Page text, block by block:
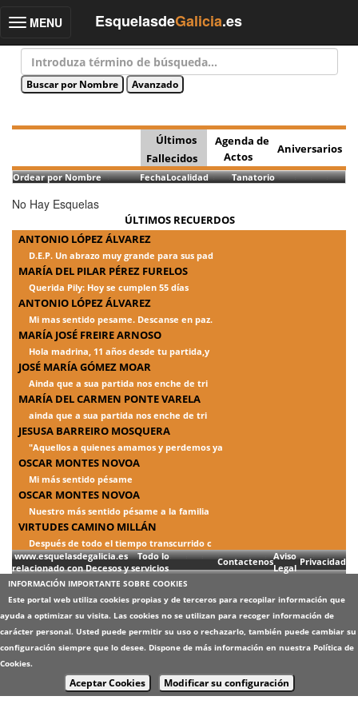
Toggle
MENU EsquelasdeGalicia.es
Últimos
Fallecidos
Agenda de
Actos
Aniversarios
Ordear por Nombre FechaLocalidad Tanatorio
No Hay Esquelas
ÚLTIMOS RECUERDOS
ANTONIO LÓPEZ ÁLVAREZ
D.E.P. Un abrazo muy grande para sus pad
MARÍA DEL PILAR PÉREZ FURELOS
Querida Pily: Hoy se cumplen 55 días
ANTONIO LÓPEZ ÁLVAREZ
Mi mas sentido pesame. Descanse en paz.
MARÍA JOSÉ FREIRE ARNOSO
Hola madrina, 11 años desde tu partida,y
JOSÉ MARÍA GÓMEZ MOAR
Ainda que a sua partida nos enche de tri
MARÍA DEL CARMEN PONTE VARELA
ainda que a sua partida nos enche de tri
JESUSA BARREIRO MOSQUERA
"Aquellos a quienes amamos y perdemos ya
OSCAR MONTES NOVOA
Mi más sentido pésame
OSCAR MONTES NOVOA
Nuestro más sentido pésame a la familia
VIRTUDES CAMINO MILLÁN
Después de todo el tiempo transcurrido c
www.esquelasdegalicia.es Todo lo
relacionado con Decesos y servicios
ContactenosAviso
Legal
Privacidad
INFORMACIÓN IMPORTANTE SOBRE COOKIES
Este portal web utiliza cookies propias y de terceros para recopilar información que
ayuda a optimizar su visita. Las cookies no se utilizan para recoger información de
carácter personal. Usted puede permitir su uso o rechazarlo, también puede cambiar su
configuración siempre que lo desee. Dispone de más información en nuestra Política de
Cookies.